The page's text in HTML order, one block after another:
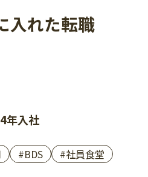
入れた転職
年入社
#BDS #社員食堂